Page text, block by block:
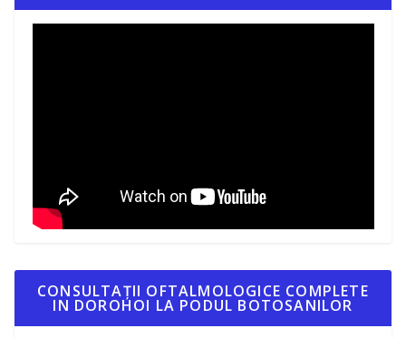
CONSULTAȚII OFTALMOLOGICE COMPLETE
IN DOROHOI LA PODUL BOTOSANILOR